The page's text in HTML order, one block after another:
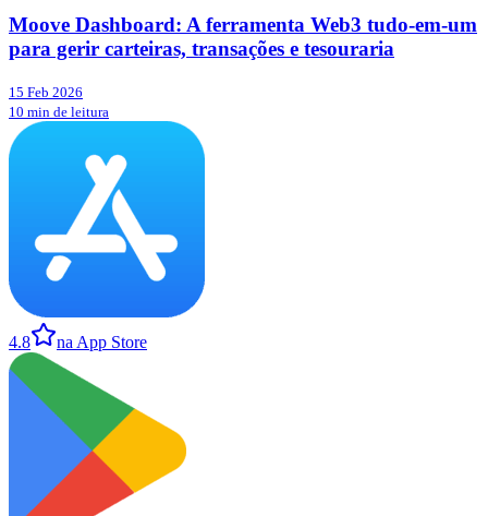
Moove Dashboard: A ferramenta Web3 tudo-em-um
para gerir carteiras, transações e tesouraria
15 Feb 2026
10 min de leitura
4.8 na App Store